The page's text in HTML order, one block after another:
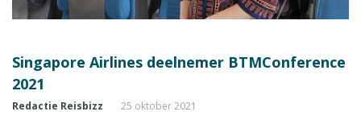
Singapore Airlines deelnemer BTMConference
2021
Redactie Reisbizz 25 oktober 2021